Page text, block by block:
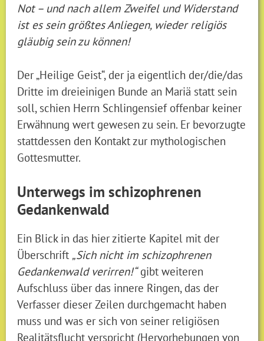
Not – und nach allem Zweifel und Widerstand
ist es sein größtes Anliegen, wieder religiös
gläubig sein zu können!
Der „Heilige Geist“, der ja eigentlich der/die/das
Dritte im dreieinigen Bunde an Mariä statt sein
soll, schien Herrn Schlingensief offenbar keiner
Erwähnung wert gewesen zu sein. Er bevorzugte
stattdessen den Kontakt zur mythologischen
Gottesmutter.
Unterwegs im schizophrenen
Gedankenwald
Ein Blick in das hier zitierte Kapitel mit der
Überschrift „Sich nicht im schizophrenen
Gedankenwald verirren!“gibt weiteren
Aufschluss über das innere Ringen, das der
Verfasser dieser Zeilen durchgemacht haben
muss und was er sich von seiner religiösen
Realitätsflucht verspricht (Hervorhebungen von